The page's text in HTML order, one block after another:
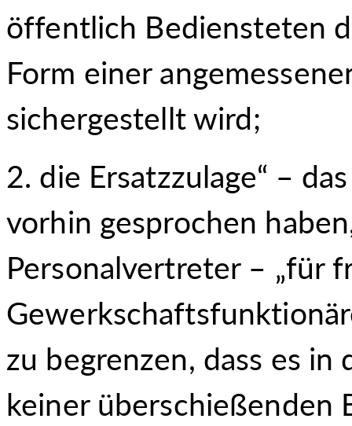
öffentlich Bediensteten
Form einer
sichergestellt wird;
die Ersatzzulage“ –
vorhin gesprochen
Personalvertreter – „für
zu begrenzen, dass es in
keiner überschießenden